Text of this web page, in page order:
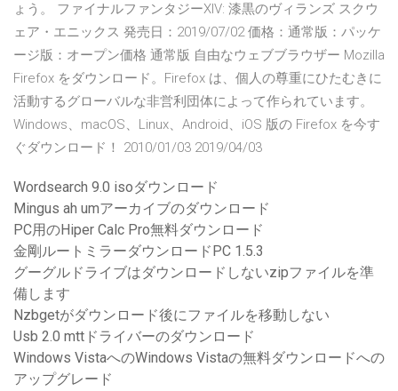
ょう。 ファイナルファンタジーXIV: 漆黒のヴィランズ スクウ
ェア・エニックス 発売日：2019/07/02 価格：通常版：パッケ
ージ版：オープン価格 通常版 自由なウェブブラウザー Mozilla
Firefox をダウンロード。Firefox は、個人の尊重にひたむきに
活動するグローバルな非営利団体によって作られています。
Windows、macOS、Linux、Android、iOS 版の Firefox を今す
ぐダウンロード！ 2010/01/03 2019/04/03
Wordsearch 9.0 isoダウンロード
Mingus ah umアーカイブのダウンロード
PC用のHiper Calc Pro無料ダウンロード
金剛ルートミラーダウンロードPC 1.5.3
グーグルドライブはダウンロードしないzipファイルを準
備します
Nzbgetがダウンロード後にファイルを移動しない
Usb 2.0 mttドライバーのダウンロード
Windows VistaへのWindows Vistaの無料ダウンロードへの
アップグレード